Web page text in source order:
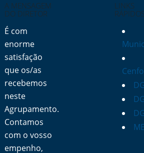
A MENSAGEM
DO DIRETOR
É com
enorme
satisfação
que os/as
recebemos
neste
Agrupamento.
Contamos
com o vosso
empenho,
LINKS
RÁPIDOS